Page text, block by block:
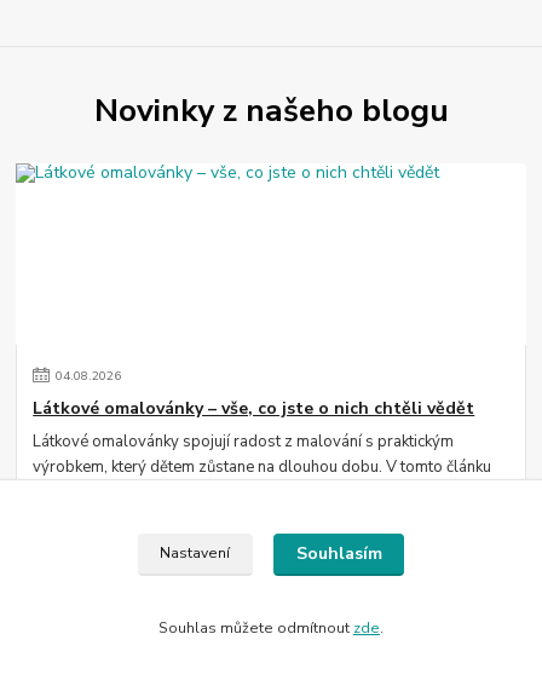
Novinky z našeho blogu
04.08.2026
Látkové omalovánky – vše, co jste o nich chtěli vědět
Látkové omalovánky spojují radost z malování s praktickým
výrobkem, který dětem zůstane na dlouhou dobu. V tomto článku
Nastavení Souhlasím
Souhlas můžete odmítnout zde.